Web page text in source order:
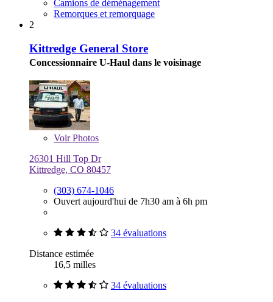
Camions de déménagement
Remorques et remorquage
2
Kittredge General Store
Concessionnaire U-Haul dans le voisinage
VoirPhotos
26301 Hill Top Dr
Kittredge, CO 80457
(303) 674-1046
Ouvert aujourd'hui de 7h30 am à 6h pm
34 évaluations
Distance estimée
16,5 milles
34 évaluations